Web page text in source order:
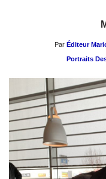
Par Éditeur
Portraits